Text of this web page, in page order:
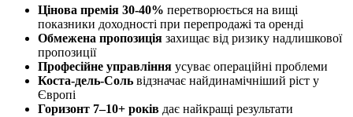
Цінова премія 30-40% перетворюється на вищі
показники доходності при перепродажі та оренді
Обмежена пропозиція захищає від ризику надлишкової
пропозиції
Професійне управління усуває операційні проблеми
Коста-дель-Соль відзначає найдинамічніший ріст у
Європі
Горизонт 7–10+ років дає найкращі результати